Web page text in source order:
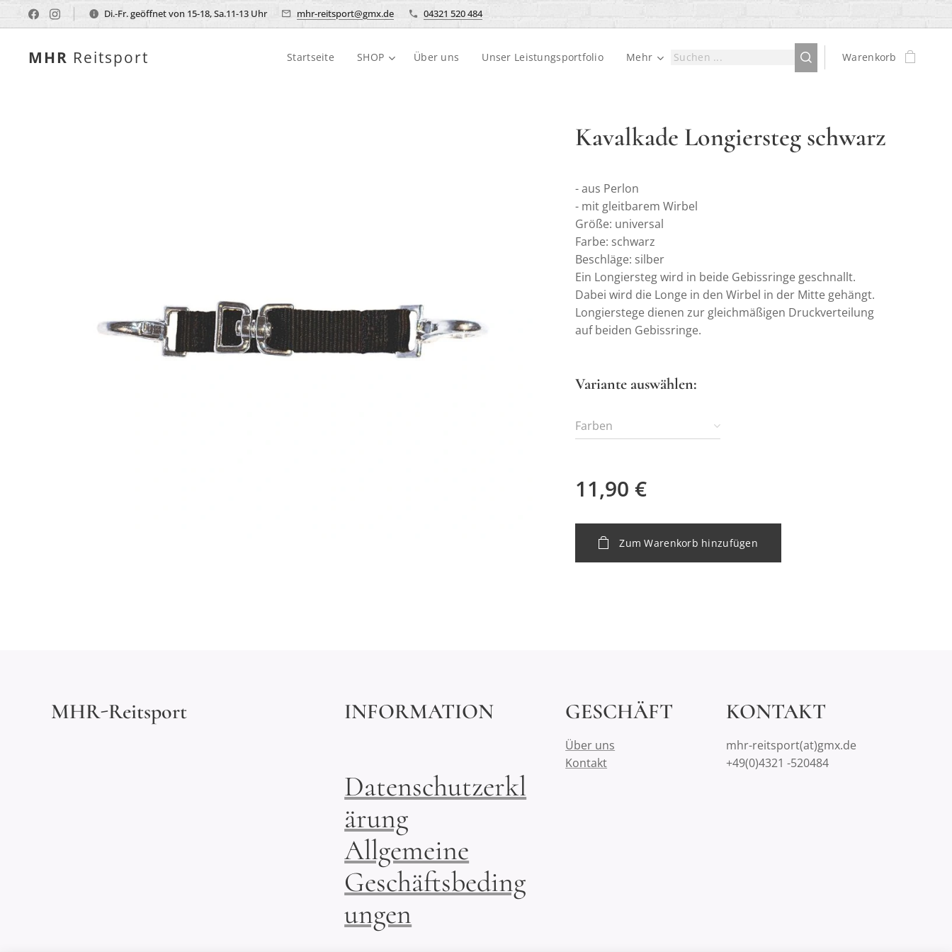
Di.-Fr. geöffnet von 15-18, Sa.11-13 Uhr mhr-reitsport@gmx.de 04321 520 484
MHR Reitsport Startseite SHOP Über uns Unser Leistungsportfolio Mehr Warenkorb
Kavalkade Longiersteg schwarz
- aus Perlon
- mit gleitbarem Wirbel
Größe: universal
Farbe: schwarz
Beschläge: silber
Ein Longiersteg wird in beide Gebissringe geschnallt.
Dabei wird die Longe in den Wirbel in der Mitte gehängt.
Longierstege dienen zur gleichmäßigen Druckverteilung
auf beiden Gebissringe.
Variante auswählen:
Farben
11,90 €
Zum Warenkorb hinzufügen
MHR-Reitsport INFORMATION
Datenschutzerkl
ärung
Allgemeine
Geschäftsbeding
ungen
GESCHÄFT
Über uns
Kontakt
KONTAKT
mhr-reitsport(at)gmx.de
+49(0)4321 -520484